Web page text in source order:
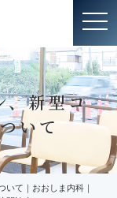
t
o
g
l
e
n
a
v
i
i
、新型コ
いて
いて｜おおしま内科｜